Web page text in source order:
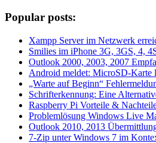
Popular posts:
Xampp Server im Netzwerk
Smilies im iPhone 3G, 3GS, 4,
Outlook 2000, 2003, 2007
Android meldet: MicroSD-Karte
„Warte auf Beginn“
Schrifterkennung: Eine
Raspberry Pi Vorteile &
Problemlösung Windows Live
Outlook 2010, 2013
7-Zip unter Windows 7 im